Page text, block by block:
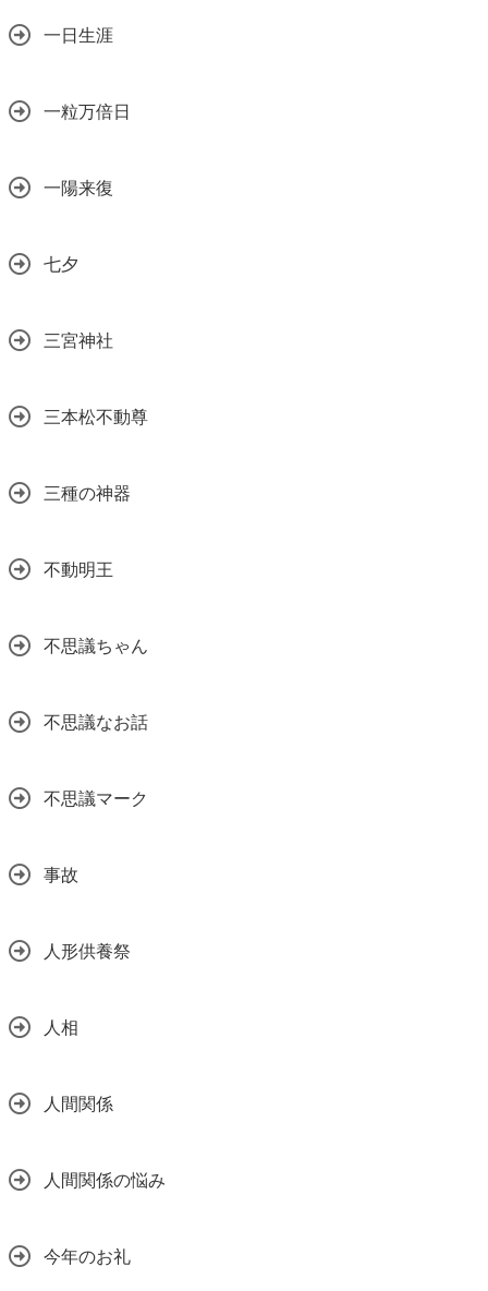
一日生涯
一粒万倍日
一陽来復
七夕
三宮神社
三本松不動尊
三種の神器
不動明王
不思議ちゃん
不思議なお話
不思議マーク
事故
人形供養祭
人相
人間関係
人間関係の悩み
今年のお礼